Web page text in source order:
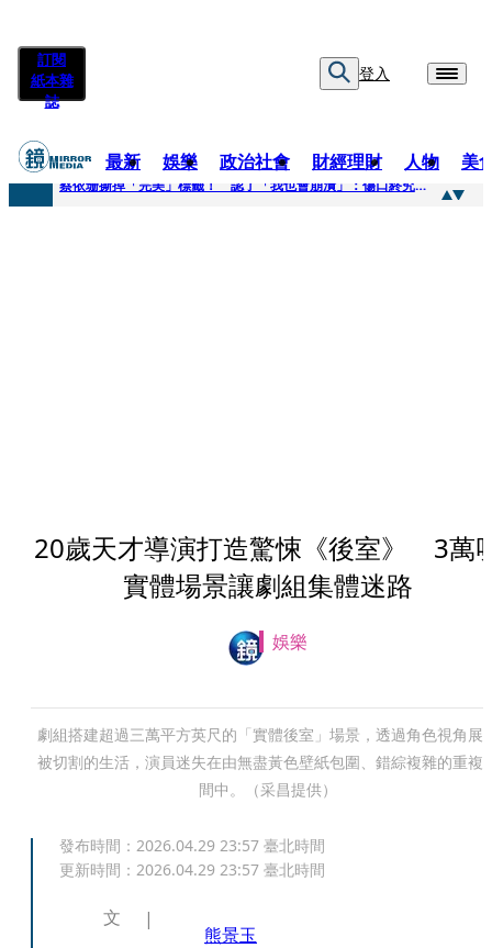
訂閱
紙本雜
誌
登入
最新 娛樂 政治社會 財經理財 人物 美
快訊
蔡依珊撕掉「完美」標籤！ 認了「我也會崩潰」：傷口終究會癒合
20歲天才導演打造驚悚《後室》 3萬
實體場景讓劇組集體迷路
娛樂
劇組搭建超過三萬平方英尺的「實體後室」場景，透過角色視角展
被切割的生活，演員迷失在由無盡黃色壁紙包圍、錯綜複雜的重複
間中。（采昌提供）
發布時間： 2026.04.29 23:57 臺北時間
更新時間： 2026.04.29 23:57 臺北時間
文
熊景玉